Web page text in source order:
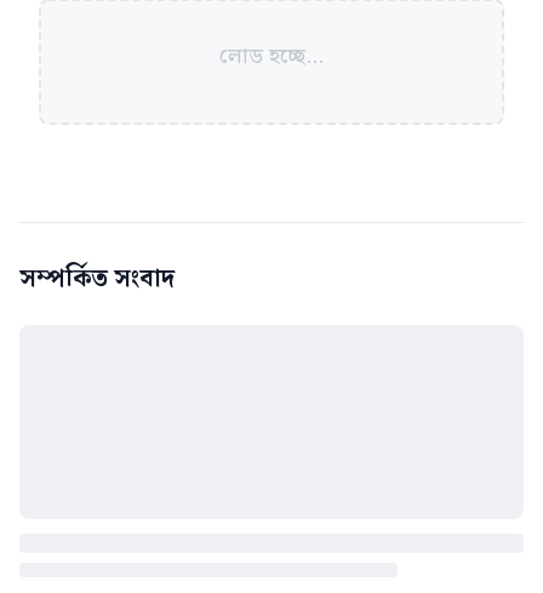
লোড হচ্ছে...
সম্পর্কিত সংবাদ